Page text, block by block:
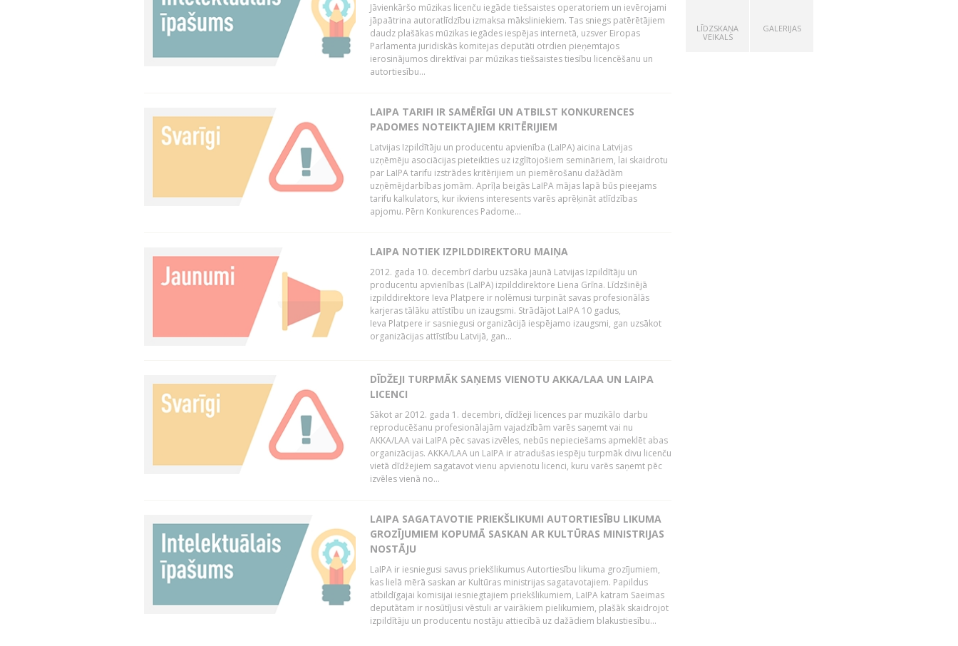
Jāvienkāršo mūzikas licenču iegāde tiešsaistes operatoriem un ievērojami
jāpaātrina autoratlīdzību izmaksa māksliniekiem. Tas sniegs patērētājiem
daudz plašākas mūzikas iegādes iespējas internetā, uzsver Eiropas
Parlamenta juridiskās komitejas deputāti otrdien pieņemtajos
ierosinājumos direktīvai par mūzikas tiešsaistes tiesību licencēšanu un
autortiesību...
LAIPA TARIFI IR SAMĒRĪGI UN ATBILST KONKURENCES
PADOMES NOTEIKTAJIEM KRITĒRIJIEM
Latvijas Izpildītāju un producentu apvienība (LaIPA) aicina Latvijas
uzņēmēju asociācijas pieteikties uz izglītojošiem semināriem, lai skaidrotu
par LaIPA tarifu izstrādes kritērijiem un piemērošanu dažādām
uzņēmējdarbības jomām. Aprīļa beigās LaIPA mājas lapā būs pieejams
tarifu kalkulators, kur ikviens interesents varēs aprēķināt atlīdzības
apjomu. Pērn Konkurences Padome...
LAIPA NOTIEK IZPILDDIREKTORU MAIŅA
2012. gada 10. decembrī darbu uzsāka jaunā Latvijas Izpildītāju un
producentu apvienības (LaIPA) izpilddirektore Liena Grīna. Līdzšinējā
izpilddirektore Ieva Platpere ir nolēmusi turpināt savas profesionālās
karjeras tālāku attīstību un izaugsmi. Strādājot LaIPA 10 gadus,
Ieva Platpere ir sasniegusi organizācijā iespējamo izaugsmi, gan uzsākot
organizācijas attīstību Latvijā, gan...
DĪDŽEJI TURPMĀK SAŅEMS VIENOTU AKKA/LAA UN LAIPA
LICENCI
Sākot ar 2012. gada 1. decembri, dīdžeji licences par muzikālo darbu
reproducēšanu profesionālajām vajadzībām varēs saņemt vai nu
AKKA/LAA vai LaIPA pēc savas izvēles, nebūs nepieciešams apmeklēt abas
organizācijas. AKKA/LAA un LaIPA ir atradušas iespēju turpmāk divu licenču
vietā dīdžejiem sagatavot vienu apvienotu licenci, kuru varēs saņemt pēc
izvēles vienā no...
LAIPA SAGATAVOTIE PRIEKŠLIKUMI AUTORTIESĪBU LIKUMA
GROZĪJUMIEM KOPUMĀ SASKAN AR KULTŪRAS MINISTRIJAS
NOSTĀJU
LaIPA ir iesniegusi savus priekšlikumus Autortiesību likuma grozījumiem,
kas lielā mērā saskan ar Kultūras ministrijas sagatavotajiem. Papildus
atbildīgajai komisijai iesniegtajiem priekšlikumiem, LaIPA katram Saeimas
deputātam ir nosūtījusi vēstuli ar vairākiem pielikumiem, plašāk skaidrojot
izpildītāju un producentu nostāju attiecībā uz dažādiem blakustiesību...
LĪDZSKAŅA
VEIKALS
GALERIJAS